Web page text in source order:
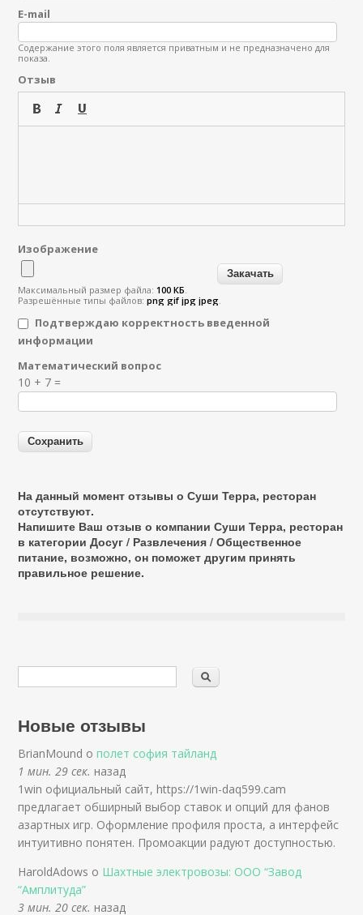
E-mail
Содержание этого поля является приватным и не предназначено для
показа.
Отзыв
Изображение
Максимальный размер файла:100 КБ.
Разрешённые типы файлов:png gif jpg jpeg.
Подтверждаю корректность введенной
информации
Я спамер
Математический вопрос
10 + 7 =
На данный момент отзывы о Суши Терра, ресторан
отсутствуют.
Напишите Ваш отзыв о компании Суши Терра, ресторан
в категорииДосуг / Развлечения / Общественное
питание, возможно, он поможет другим принять
правильное решение.
Новые отзывы
BrianMound ополет софия тайланд
1 мин. 29 сек. назад
1win официальный сайт, https://1win-daq599.cam
предлагает обширный выбор ставок и опций для фанов
азартных игр. Оформление профиля проста, а интерфейс
интуитивно понятен. Промоакции радуют доступностью.
HaroldAdows о Шахтные электровозы: ООО “Завод
“Амплитуда”
3 мин. 20 сек. назад